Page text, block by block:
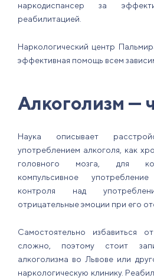
наркодиспансер за
реабилитацией.
Наркологический центр
эффективная помощь всем
Алкоголизм —
Наука описывает
употреблением алкоголя, как
головного мозга, для
компульсивное
контроля над
отрицательные эмоции при его
Самостоятельно избавиться
сложно, поэтому стоит
алкоголизма во Львове или
наркологическую клинику.